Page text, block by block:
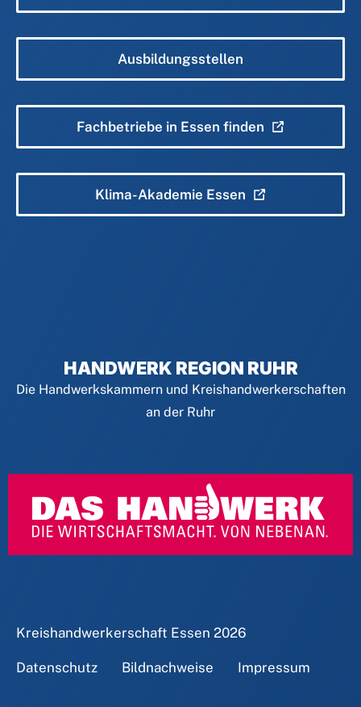
Ausbildungsstellen
Fachbetriebe in Essen finden
Klima-Akademie Essen
HANDWERK REGION RUHR
Die Handwerkskammern und Kreishandwerkerschaften
an der Ruhr
Kreishandwerkerschaft Essen 2026
Datenschutz Bildnachweise Impressum